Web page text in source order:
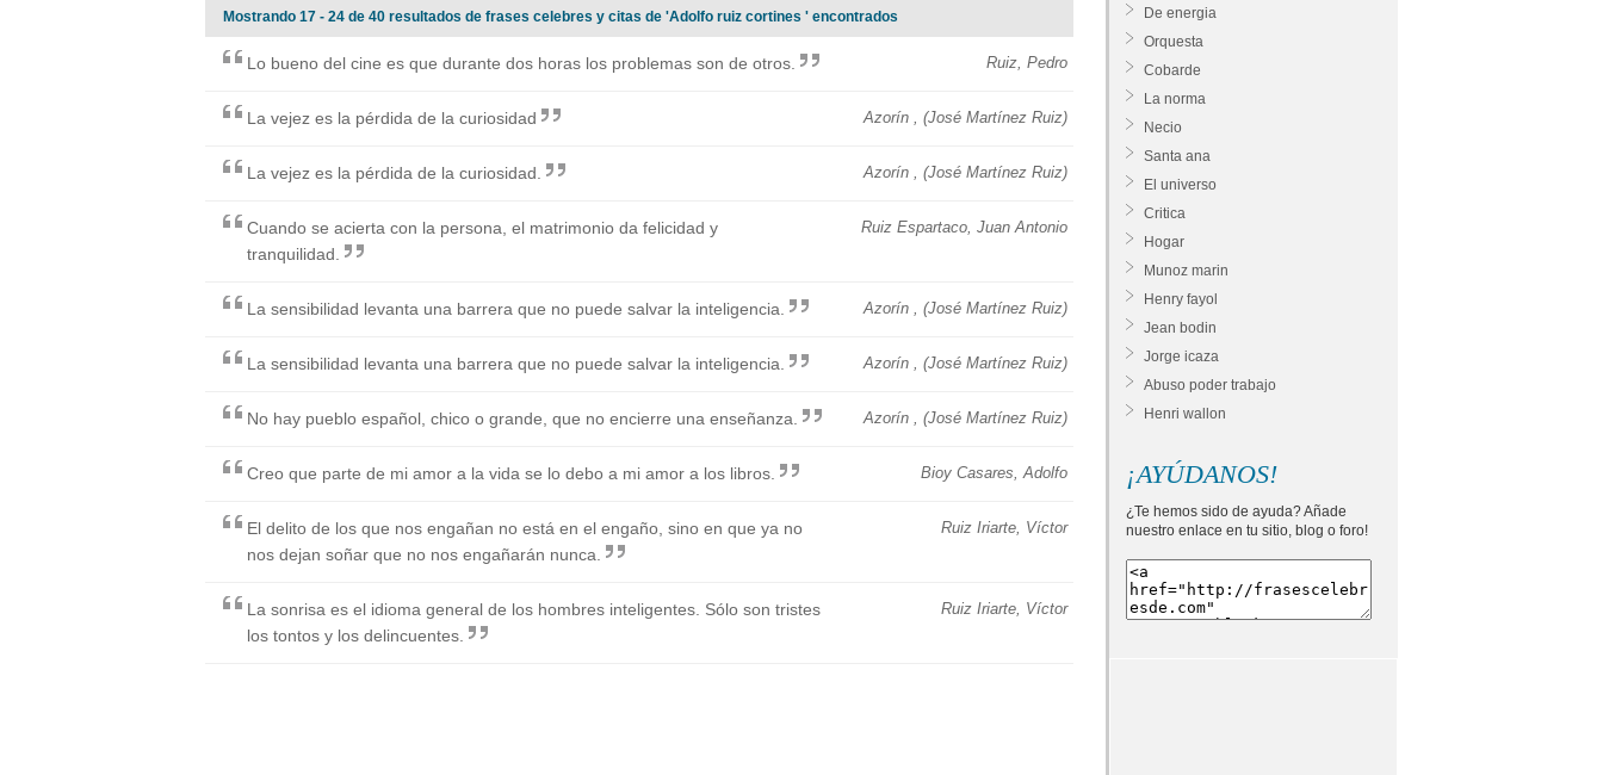
Mostrando 17 - 24 de 40 resultados de frases celebres y citas de 'Adolfo ruiz cortines ' encontrados
Ruiz, Pedro
Lo bueno del cine es que durante dos horas los problemas son de otros.
Azorín , (José Martínez Ruiz)
La vejez es la pérdida de la curiosidad
Azorín , (José Martínez Ruiz)
La vejez es la pérdida de la curiosidad.
Ruiz Espartaco, Juan Antonio
Cuando se acierta con la persona, el matrimonio da felicidad y
tranquilidad.
Azorín , (José Martínez Ruiz)
La sensibilidad levanta una barrera que no puede salvar la inteligencia.
Azorín , (José Martínez Ruiz)
La sensibilidad levanta una barrera que no puede salvar la inteligencia.
Azorín , (José Martínez Ruiz)
No hay pueblo español, chico o grande, que no encierre una enseñanza.
Bioy Casares, Adolfo
Creo que parte de mi amor a la vida se lo debo a mi amor a los libros.
Ruiz Iriarte, Víctor
El delito de los que nos engañan no está en el engaño, sino en que ya no
nos dejan soñar que no nos engañarán nunca.
Ruiz Iriarte, Víctor
La sonrisa es el idioma general de los hombres inteligentes. Sólo son tristes
los tontos y los delincuentes.
De energia
Orquesta
Cobarde
La norma
Necio
Santa ana
El universo
Critica
Hogar
Munoz marin
Henry fayol
Jean bodin
Jorge icaza
Abuso poder trabajo
Henri wallon
¡AYÚDANOS!
¿Te hemos sido de ayuda? Añade
nuestro enlace en tu sitio, blog o foro!